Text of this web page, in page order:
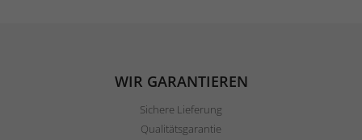
WIR GARANTIEREN
Sichere Lieferung
Qualitätsgarantie